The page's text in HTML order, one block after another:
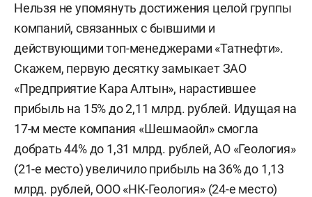
Нельзя не упомянуть достижения целой группы
компаний, связанных с бывшими и
действующими топ-менеджерами «Татнефти».
Скажем, первую десятку замыкает ЗАО
«Предприятие Кара Алтын», нарастившее
прибыль на 15% до 2,11 млрд. рублей. Идущая на
17-м месте компания «Шешмаойл» смогла
добрать 44% до 1,31 млрд. рублей, АО «Геология»
(21-е место) увеличило прибыль на 36% до 1,13
млрд. рублей, ООО «НК-Геология» (24-е место)